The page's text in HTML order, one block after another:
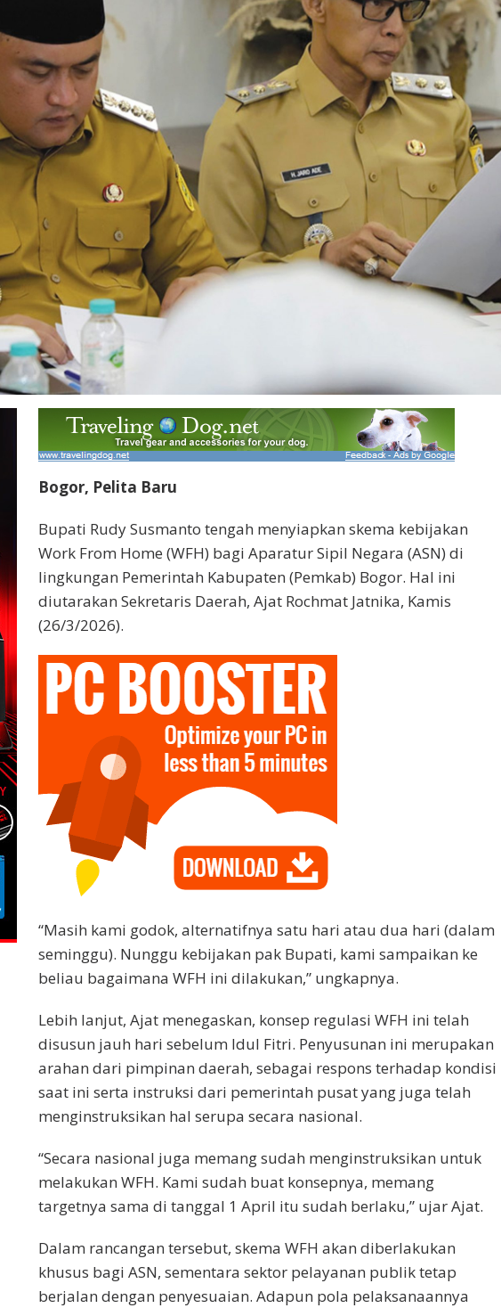
Bogor, Pelita Baru
Bupati Rudy Susmanto tengah menyiapkan skema kebijakan
Work From Home (WFH) bagi Aparatur Sipil Negara (ASN) di
lingkungan Pemerintah Kabupaten (Pemkab) Bogor. Hal ini
diutarakan Sekretaris Daerah, Ajat Rochmat Jatnika, Kamis
(26/3/2026).
“Masih kami godok, alternatifnya satu hari atau dua hari (dalam
seminggu). Nunggu kebijakan pak Bupati, kami sampaikan ke
beliau bagaimana WFH ini dilakukan,” ungkapnya.
Lebih lanjut, Ajat menegaskan, konsep regulasi WFH ini telah
disusun jauh hari sebelum Idul Fitri. Penyusunan ini merupakan
arahan dari pimpinan daerah, sebagai respons terhadap kondisi
saat ini serta instruksi dari pemerintah pusat yang juga telah
menginstruksikan hal serupa secara nasional.
“Secara nasional juga memang sudah menginstruksikan untuk
melakukan WFH. Kami sudah buat konsepnya, memang
targetnya sama di tanggal 1 April itu sudah berlaku,” ujar Ajat.
Dalam rancangan tersebut, skema WFH akan diberlakukan
khusus bagi ASN, sementara sektor pelayanan publik tetap
berjalan dengan penyesuaian. Adapun pola pelaksanaannya